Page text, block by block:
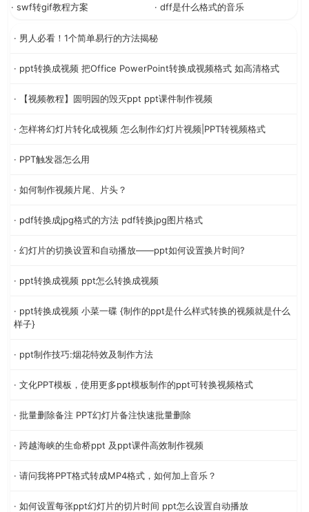
· swf转gif教程方案 · dff是什么格式的音乐
· 男人必看！1个简单易行的方法揭秘
· ppt转换成视频 把Office PowerPoint转换成视频格式 如高清格式
· 【视频教程】圆明园的毁灭ppt ppt课件制作视频
· 怎样将幻灯片转化成视频 怎么制作幻灯片视频|PPT转视频格式
· PPT触发器怎么用
· 如何制作视频片尾、片头？
· pdf转换成jpg格式的方法 pdf转换jpg图片格式
· 幻灯片的切换设置和自动播放——ppt如何设置换片时间?
· ppt转换成视频 ppt怎么转换成视频
· ppt转换成视频 小菜一碟 {制作的ppt是什么样式转换的视频就是什么
样子}
· ppt制作技巧:烟花特效及制作方法
· 文化PPT模板，使用更多ppt模板制作的ppt可转换视频格式
· 批量删除备注 PPT幻灯片备注快速批量删除
· 跨越海峡的生命桥ppt 及ppt课件高效制作视频
· 请问我将PPT格式转成MP4格式，如何加上音乐？
· 如何设置每张ppt幻灯片的切片时间 ppt怎么设置自动播放